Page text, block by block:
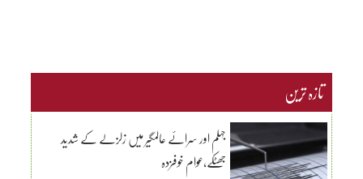
تازہ ترین
جہلم اور سرائے عالمگیر میں زلزلے کے شدید
جھٹکے،عوام خوفزدہ